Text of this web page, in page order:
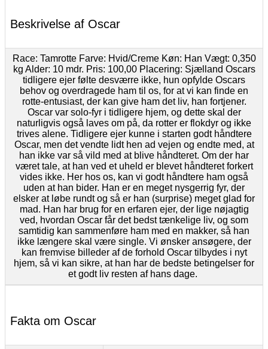
Beskrivelse af Oscar
Race: Tamrotte Farve: Hvid/Creme Køn: Han Vægt: 0,350
kg Alder: 10 mdr. Pris: 100,00 Placering: Sjælland Oscars
tidligere ejer følte desværre ikke, hun opfylde Oscars
behov og overdragede ham til os, for at vi kan finde en
rotte-entusiast, der kan give ham det liv, han fortjener.
Oscar var solo-fyr i tidligere hjem, og dette skal der
naturligvis også laves om på, da rotter er flokdyr og ikke
trives alene. Tidligere ejer kunne i starten godt håndtere
Oscar, men det vendte lidt hen ad vejen og endte med, at
han ikke var så vild med at blive håndteret. Om der har
været tale, at han ved et uheld er blevet håndteret forkert
vides ikke. Her hos os, kan vi godt håndtere ham også
uden at han bider. Han er en meget nysgerrig fyr, der
elsker at løbe rundt og så er han (surprise) meget glad for
mad. Han har brug for en erfaren ejer, der lige nøjagtig
ved, hvordan Oscar får det bedst tænkelige liv, og som
samtidig kan sammenføre ham med en makker, så han
ikke længere skal være single. Vi ønsker ansøgere, der
kan fremvise billeder af de forhold Oscar tilbydes i nyt
hjem, så vi kan sikre, at han har de bedste betingelser for
et godt liv resten af hans dage.
Fakta om Oscar